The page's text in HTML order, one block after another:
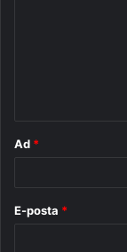
Ad *
E-posta *